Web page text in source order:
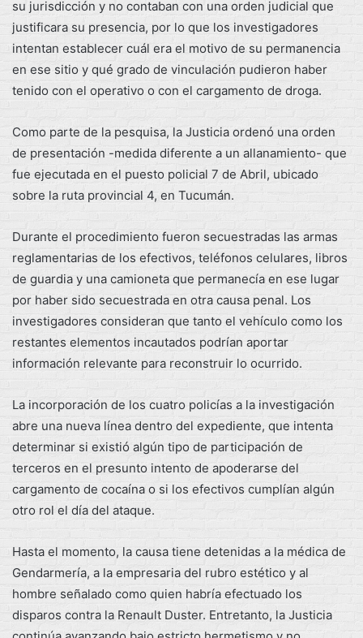
su jurisdicción y no contaban con una orden judicial que
justificara su presencia, por lo que los investigadores
intentan establecer cuál era el motivo de su permanencia
en ese sitio y qué grado de vinculación pudieron haber
tenido con el operativo o con el cargamento de droga.
Como parte de la pesquisa, la Justicia ordenó una orden
de presentación -medida diferente a un allanamiento- que
fue ejecutada en el puesto policial 7 de Abril, ubicado
sobre la ruta provincial 4, en Tucumán.
Durante el procedimiento fueron secuestradas las armas
reglamentarias de los efectivos, teléfonos celulares, libros
de guardia y una camioneta que permanecía en ese lugar
por haber sido secuestrada en otra causa penal. Los
investigadores consideran que tanto el vehículo como los
restantes elementos incautados podrían aportar
información relevante para reconstruir lo ocurrido.
La incorporación de los cuatro policías a la investigación
abre una nueva línea dentro del expediente, que intenta
determinar si existió algún tipo de participación de
terceros en el presunto intento de apoderarse del
cargamento de cocaína o si los efectivos cumplían algún
otro rol el día del ataque.
Hasta el momento, la causa tiene detenidas a la médica de
Gendarmería, a la empresaria del rubro estético y al
hombre señalado como quien habría efectuado los
disparos contra la Renault Duster. Entretanto, la Justicia